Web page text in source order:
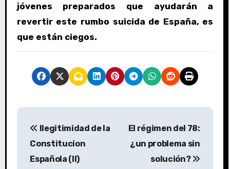
jóvenes preparados que ayudarán a
revertir este rumbo suicida de España, es
que están ciegos.
N
Ilegitimidad de la
Constitucion
Española (II)
El régimen del 78:
¿un problema sin
solución?